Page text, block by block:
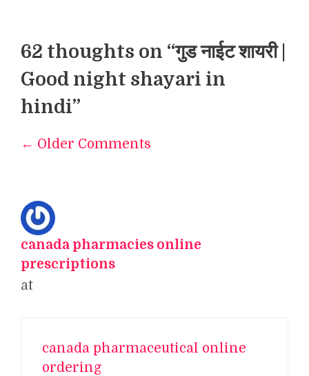
62 thoughts on “गुड नाईट शायरी |
Good night shayari in
hindi”
Comment
← Older Comments
canada pharmacies online
prescriptions
at
canada pharmaceutical online
ordering